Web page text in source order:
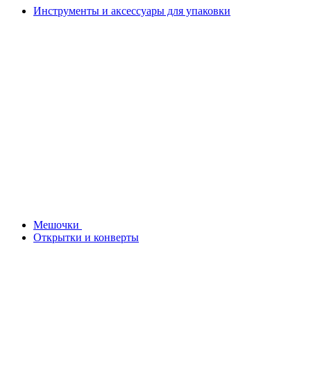
Инструменты и аксессуары для упаковки
Мешочки
Открытки и конверты